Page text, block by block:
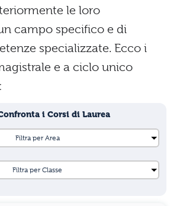
le loro
campo specifico e di
specializzate. Ecco i
e a ciclo unico
i Corsi di Laurea